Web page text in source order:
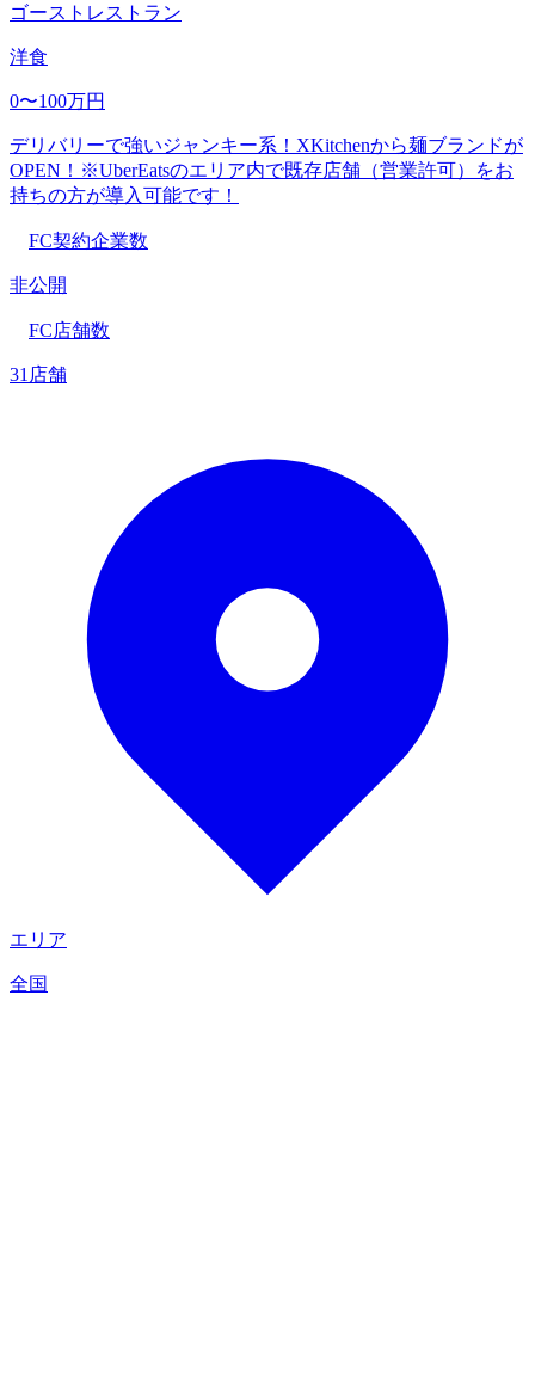
ゴーストレストラン
洋食
0〜100万円
デリバリーで強いジャンキー系！XKitchenから麺ブランドが
OPEN！※UberEatsのエリア内で既存店舗（営業許可）をお
持ちの方が導入可能です！
FC契約企業数
非公開
FC店舗数
31店舗
エリア
全国